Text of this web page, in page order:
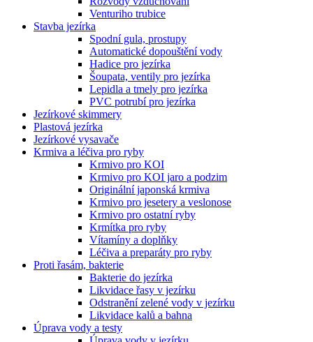
Venturiho trubice
Stavba jezírka
Spodní gula, prostupy
Automatické dopouštění vody
Hadice pro jezírka
Šoupata, ventily pro jezírka
Lepidla a tmely pro jezírka
PVC potrubí pro jezírka
Jezírkové skimmery
Plastová jezírka
Jezírkové vysavače
Krmiva a léčiva pro ryby
Krmivo pro KOI
Krmivo pro KOI jaro a podzim
Originální japonská krmiva
Krmivo pro jesetery a veslonose
Krmivo pro ostatní ryby
Krmítka pro ryby
Vítamíny a doplňky
Léčiva a preparáty pro ryby
Proti řasám, bakterie
Bakterie do jezírka
Likvidace řasy v jezírku
Odstranění zelené vody v jezírku
Likvidace kalů a bahna
Úprava vody a testy